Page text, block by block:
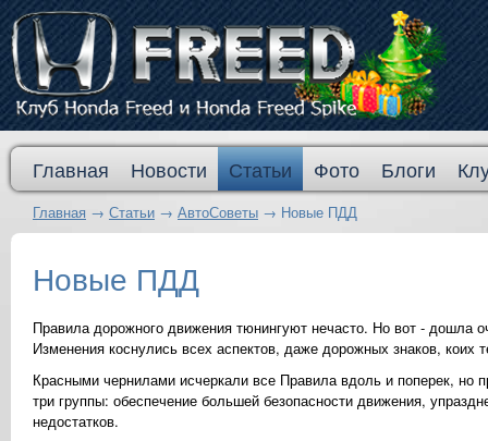
Главная Новости Статьи Фото Блоги
Главная → Статьи → АвтоСоветы → Новые ПДД
Новые ПДД
Правила дорожного движения тюнингуют нечасто. Но вот - дошла
Изменения коснулись всех аспектов, даже дорожных знаков,
Красными чернилами исчеркали все Правила вдоль и поперек, но
три группы: обеспечение большей безопасности движения,
недостатков.